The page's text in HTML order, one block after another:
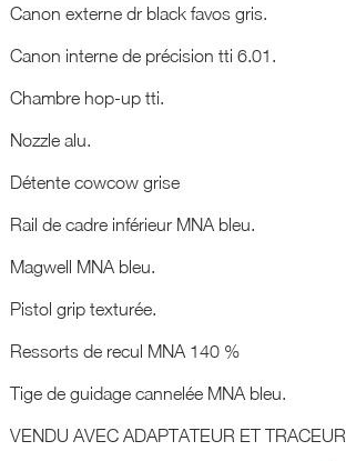
Canon externe dr black favos gris.
Canon interne de précision tti 6.01.
Chambre hop-up tti.
Nozzle alu.
Détente cowcow grise
Rail de cadre inférieur MNA bleu.
Magwell MNA bleu.
Pistol grip texturée.
Ressorts de recul MNA 140 %
Tige de guidage cannelée MNA bleu.
VENDU AVEC ADAPTATEUR ET TRACEUR